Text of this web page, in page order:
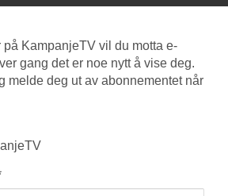
på KampanjeTV vil du motta e-
gang det er noe nytt å vise deg.
melde deg ut av abonnementet når